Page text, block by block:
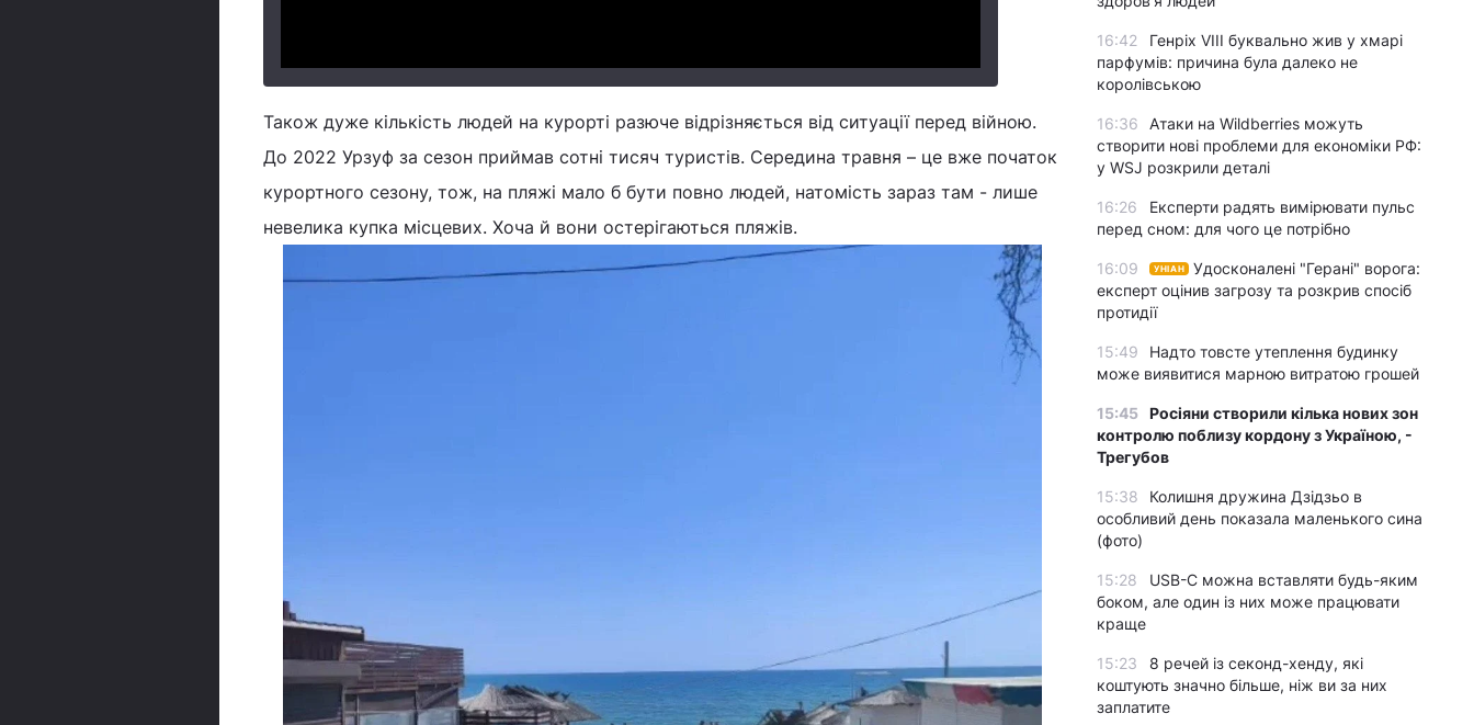
Також дуже кількість людей на курорті разюче відрізняється від ситуації перед війною.
До 2022 Урзуф за сезон приймав сотні тисяч туристів. Середина травня – це вже початок
курортного сезону, тож, на пляжі мало б бути повно людей, натомість зараз там - лише
невелика купка місцевих. Хоча й вони остерігаються пляжів.
16:42
Генріх VIII буквально жив у хмарі
парфумів: причина була далеко не
королівською
16:36
Атаки на Wildberries можуть
створити нові проблеми для економіки РФ:
у WSJ розкрили деталі
16:26
Експерти радять вимірювати пульс
перед сном: для чого це потрібно
16:09 УНІАН
Удосконалені "Герані" ворога:
експерт оцінив загрозу та розкрив спосіб
протидії
15:49
Надто товсте утеплення будинку
може виявитися марною витратою грошей
15:45 Росіяни створили кілька нових зон
контролю поблизу кордону з Україною, -
Трегубов
15:38
Колишня дружина Дзідзьо в
особливий день показала маленького сина
(фото)
15:28
USB-C можна вставляти будь-яким
боком, але один із них може працювати
краще
15:23
8 речей із секонд-хенду, які
коштують значно більше, ніж ви за них
заплатите